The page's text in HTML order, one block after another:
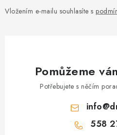
Vložením e-mailu souhlasíte s
Pomůžeme
Potřebujete s něčím
info@
558